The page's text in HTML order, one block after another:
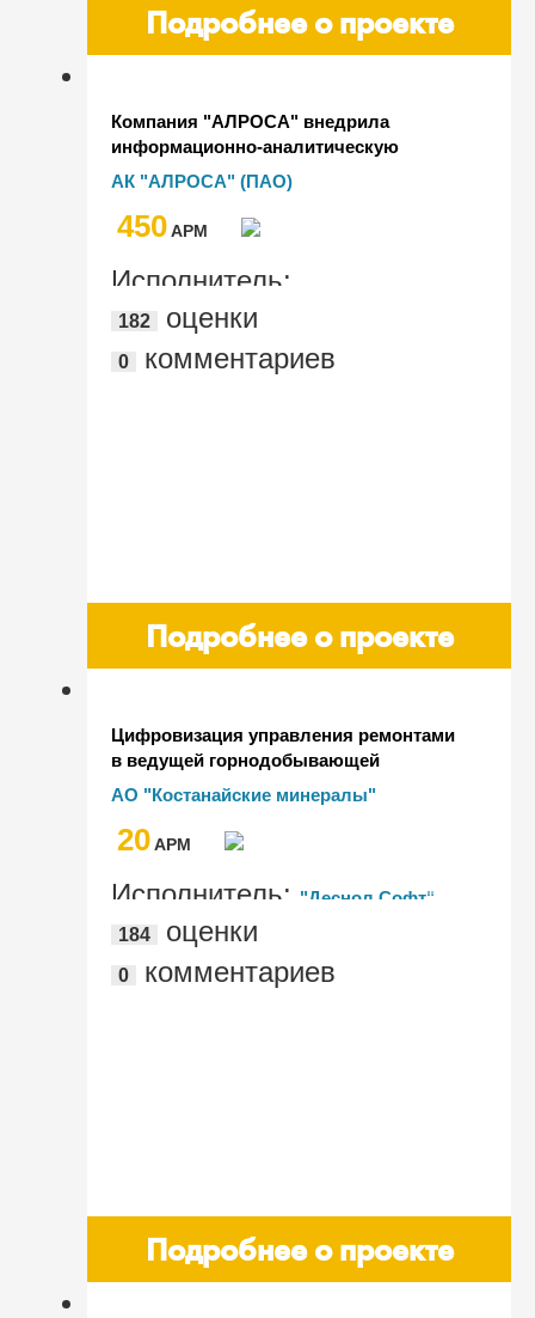
Подробнее о проекте
Компания "АЛРОСА" внедрила
информационно-аналитическую
систему экологического мониторинга и
построила единую
автоматизированную систему
АК "АЛРОСА" (ПАО)
450AРМ
Исполнитель:
"Производственная безопасность и
экология"
182 оценки
0 комментариев
Подробнее о проекте
Цифровизация управления ремонтами
в ведущей горнодобывающей
компании "Костанайские минералы"
(Казахстан) с помощью 1С:ТОИР 2
КОРП
АО "Костанайские минералы"
20AРМ
Исполнитель: "Деснол Софт"
184
оценки
0 комментариев
Подробнее о проекте